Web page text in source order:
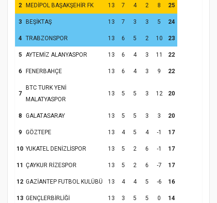
2 MEDİPOL BAŞAKŞEHİR FK 13 7 4 2 8 25
3 BEŞİKTAŞ 13 7 3 3 5 24
4 TRABZONSPOR 13 6 5 2 10 23
5 AYTEMİZ ALANYASPOR 13 6 4 3 11 22
6 FENERBAHÇE 13 6 4 3 9 22
7
BTC TURK YENİ
MALATYASPOR
13 5 5 3 12 20
8 GALATASARAY 13 5 5 3 3 20
9 GÖZTEPE 13 4 5 4 -1 17
10 YUKATEL DENİZLİSPOR 13 5 2 6 -1 17
11 ÇAYKUR RİZESPOR 13 5 2 6 -7 17
12 GAZİANTEP FUTBOL KULÜBÜ 13 4 4 5 -6 16
13 GENÇLERBİRLİĞİ 13 3 5 5 0 14